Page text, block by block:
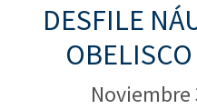
DESFILE
Noviembre